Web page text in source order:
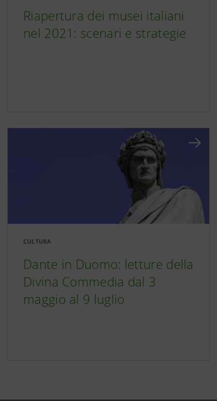
Riapertura dei musei italiani
nel 2021: scenari e strategie
CULTURA
Dante in Duomo: letture della
Divina Commedia dal 3
maggio al 9 luglio